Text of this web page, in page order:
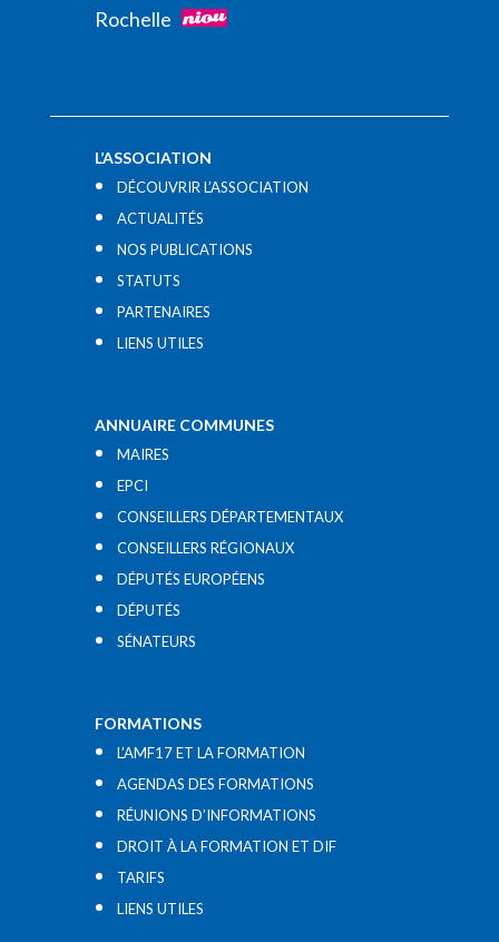
Rochelle
L’ASSOCIATION
DÉCOUVRIR L’ASSOCIATION
ACTUALITÉS
NOS PUBLICATIONS
STATUTS
PARTENAIRES
LIENS UTILES​
ANNUAIRE COMMUNES
MAIRES
EPCI
CONSEILLERS DÉPARTEMENTAUX
CONSEILLERS RÉGIONAUX
DÉPUTÉS EUROPÉENS
DÉPUTÉS
SÉNATEURS
FORMATIONS
L’AMF17 ET LA FORMATION
AGENDAS DES FORMATIONS
RÉUNIONS D’INFORMATIONS
DROIT À LA FORMATION ET DIF
TARIFS
LIENS UTILES​